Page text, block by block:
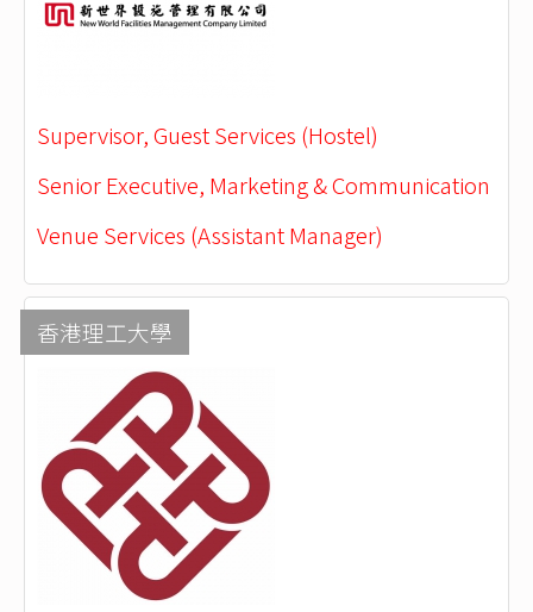
Supervisor, Guest Services (Hostel)
Senior Executive, Marketing & Communication
Venue Services (Assistant Manager)
香港理工大學